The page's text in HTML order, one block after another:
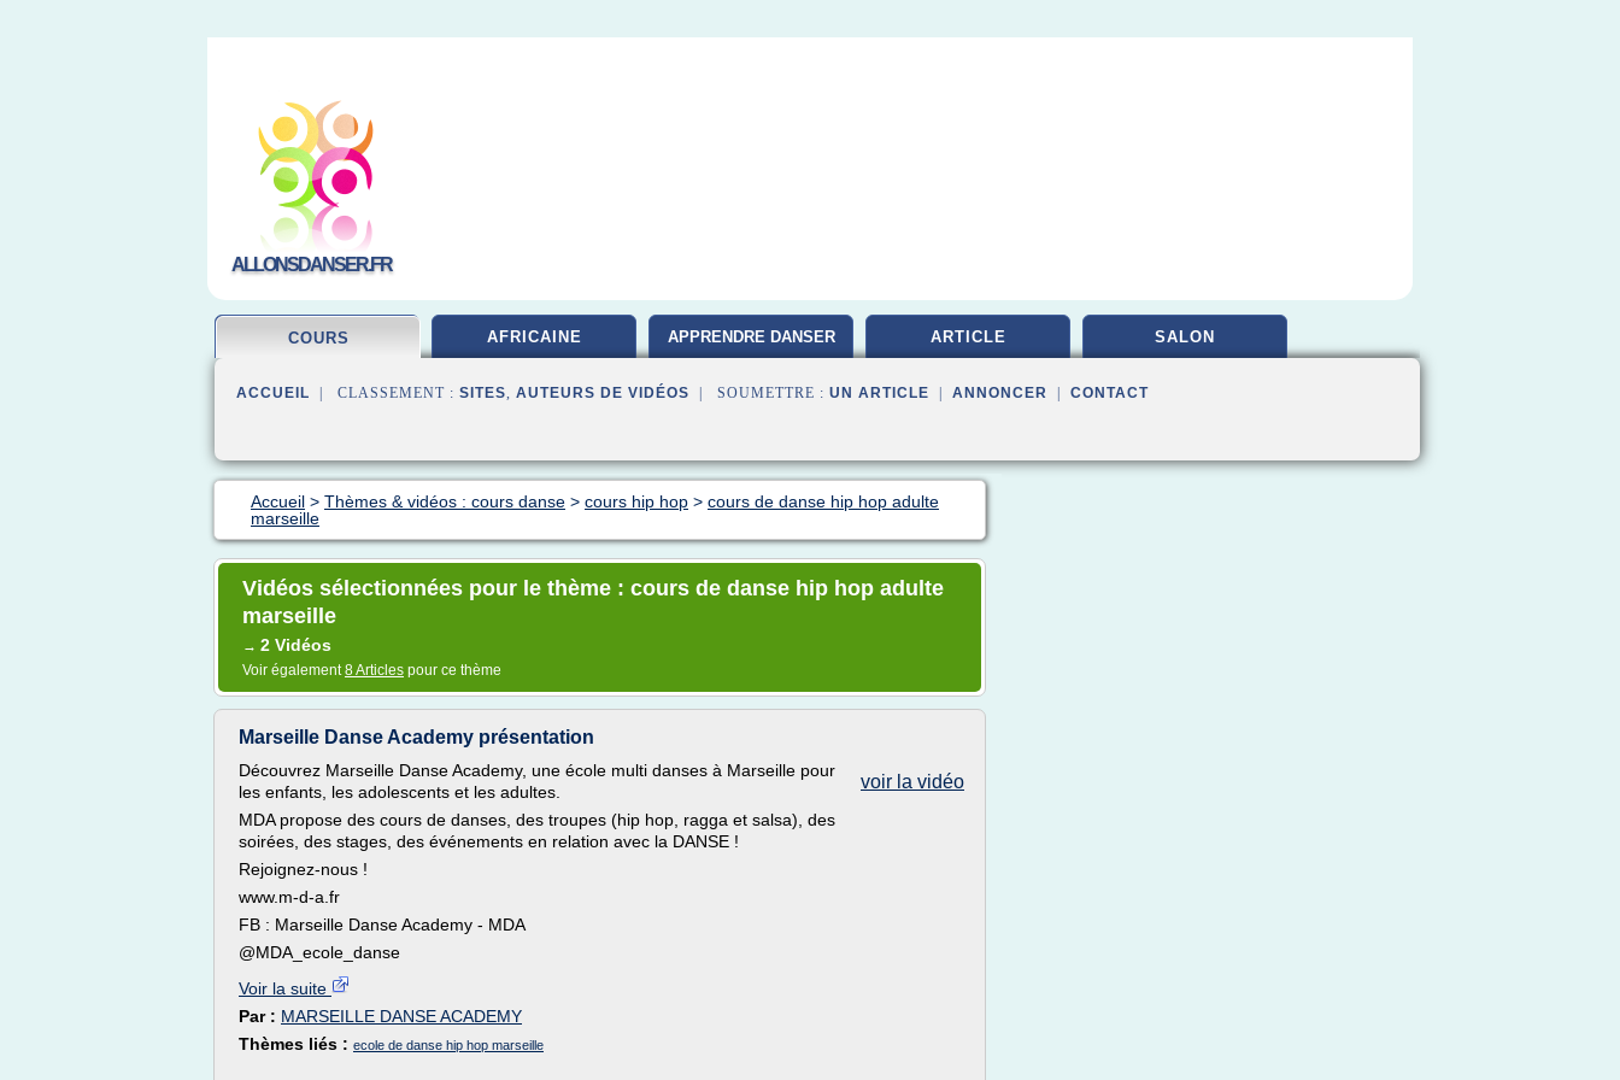
ALLONSDANSER.FR
COURS AFRICAINE APPRENDRE DANSER ARTICLE SALON
ACCUEIL | CLASSEMENT : SITES, AUTEURS DE VIDÉOS | SOUMETTRE : UN ARTICLE ANNONCER CONTACT
Accueil > Thèmes & vidéos : cours danse > cours hip hop > cours de danse hip hop adulte
marseille
Vidéos sélectionnées pour le thème : cours de danse hip hop adulte
marseille
→ 2 Vidéos
Voir également8 Articles pour ce thème
Marseille Danse Academy présentation
voir la vidéo
Découvrez Marseille Danse Academy, une école multi danses à Marseille pour
les enfants, les adolescents et les adultes.
MDA propose des cours de danses, des troupes (hip hop, ragga et salsa), des
soirées, des stages, des événements en relation avec la DANSE !
Rejoignez-nous !
www.m-d-a.fr
FB : Marseille Danse Academy - MDA
@MDA_ecole_danse
Voir la suite
Par : MARSEILLE DANSE ACADEMY
Thèmes liés : ecole de danse hip hop marseille